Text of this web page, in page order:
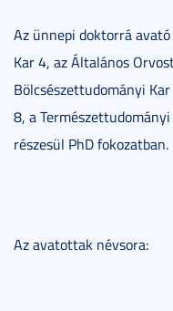
Az ünnepi doktorrá
Kar 4, az Általános
Bölcsészettudományi
8, a
részesül PhD fokozatban.
Az avatottak névsora: